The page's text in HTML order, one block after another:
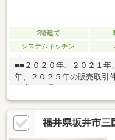
2階建て
システムキッチン
■■２０２０年、２０２１年
年、２０２５年の販売取引
イント～・前面道路６ｍ♪
辺環境】・スーパー 車約
国中学校 徒歩約２３分・
社住まいのＫＯＥＩイオン
福井県坂井市三